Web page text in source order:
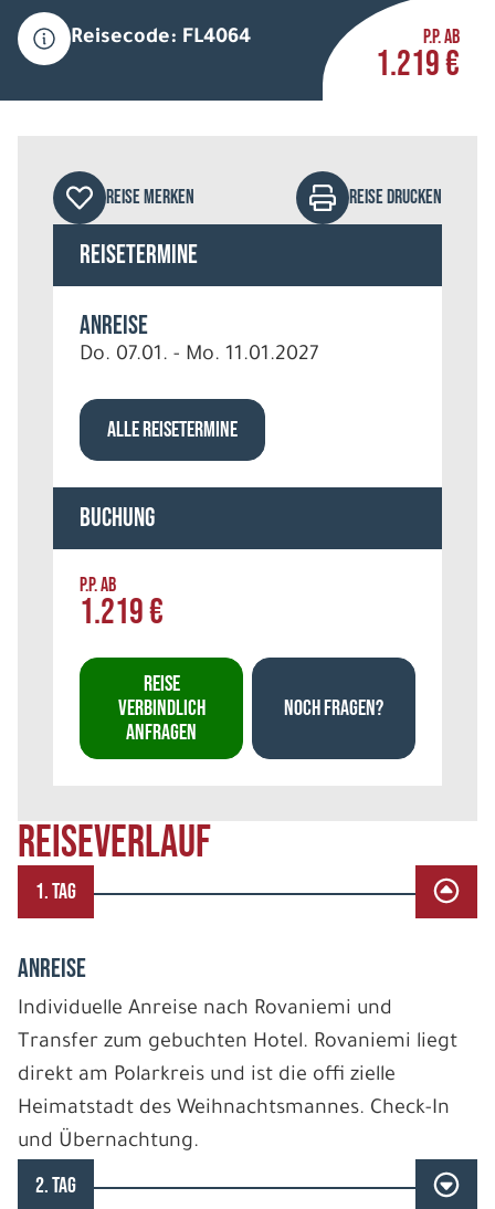
Reisecode: FL4064 P.P. AB
1.219 €
REISEVERLAUF
1. TAG
ANREISE
Individuelle Anreise nach Rovaniemi und
Transfer zum gebuchten Hotel. Rovaniemi liegt
direkt am Polarkreis und ist die offi zielle
Heimatstadt des Weihnachtsmannes. Check-In
und Übernachtung.
2. TAG
REISE MERKEN REISE DRUCKEN
Reisetermine
Anreise
Do. 07.01. - Mo. 11.01.2027
ALLE REISETERMINE
Buchung
P.P. AB
1.219 €
REISE
VERBINDLICH
ANFRAGEN
NOCH FRAGEN?